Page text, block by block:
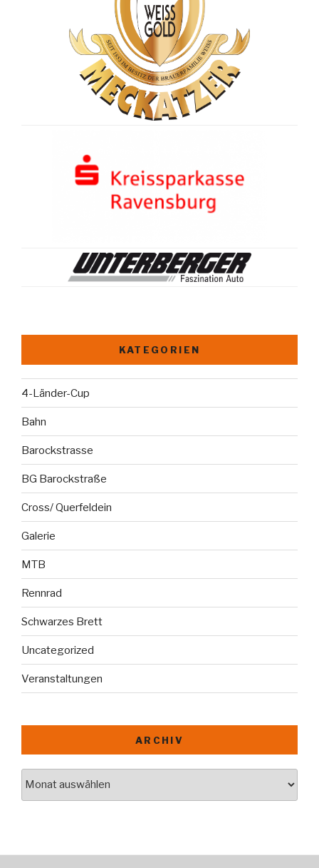
KATEGORIEN
4-Länder-Cup
Bahn
Barockstrasse
BG Barockstraße
Cross/ Querfeldein
Galerie
MTB
Rennrad
Schwarzes Brett
Uncategorized
Veranstaltungen
ARCHIV